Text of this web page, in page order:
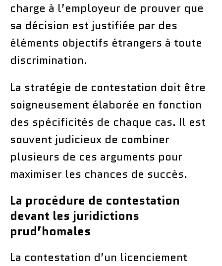
charge à l’employeur de prouver que
sa décision est justifiée par des
éléments objectifs étrangers à toute
discrimination.
La stratégie de contestation doit être
soigneusement élaborée en fonction
des spécificités de chaque cas. Il est
souvent judicieux de combiner
plusieurs de ces arguments pour
maximiser les chances de succès.
La procédure de contestation
devant les juridictions
prud’homales
La contestation d’un licenciement